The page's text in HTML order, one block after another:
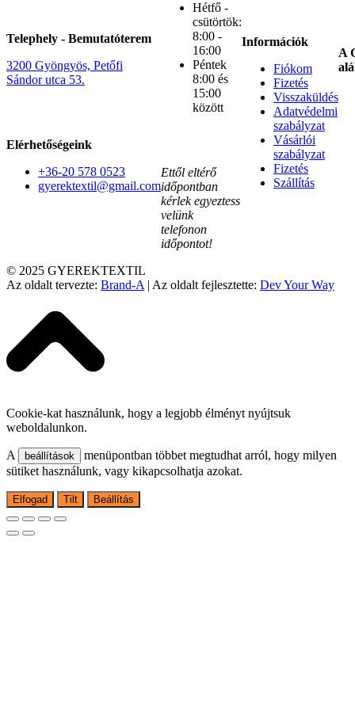
Telephely - Bemutatóterem
3200 Gyöngyös, Petőfi
Sándor utca 53.
Elérhetőségeink
+36-20 578 0523
gyerektextil@gmail.com
Hétfő -
csütörtök:
8:00 -
16:00
Péntek
8:00 és
15:00
között
Ettől eltérő
időpontban
kérlek egyeztess
velünk
telefonon
időpontot!
Információk
Fiókom
Fizetés
Visszaküldés
Adatvédelmi
szabályzat
Vásárlói
szabályzat
Fizetés
Szállítás
A
© 2025 GYEREKTEXTIL
Az oldalt tervezte: Brand-A| Az oldalt fejlesztette: Dev Your Way
Cookie-kat használunk, hogy a legjobb élményt nyújtsuk
weboldalunkon.
A beállítások
menüpontban többet megtudhat arról, hogy milyen
sütiket használunk, vagy kikapcsolhatja azokat.
Elfogad Tilt Beállítás